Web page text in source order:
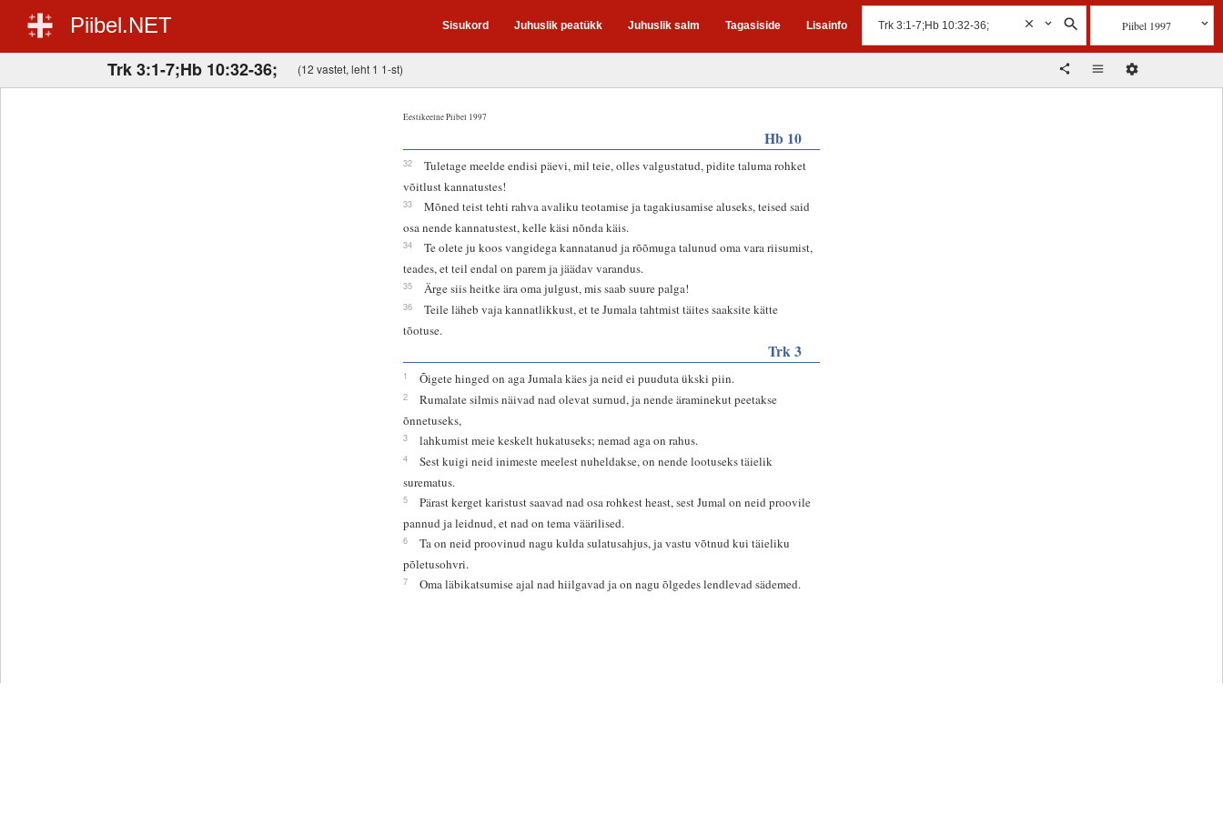
Piibel.NET Sisukord Juhuslik peatükk Juhuslik salm Tagasiside Lisainfo Piibel 1997
Trk 3:1-7;Hb 10:32-36; (12 vastet, leht 1 1-st)
Eestikeelne Piibel 1997
Hb 10
32
Tuletage meelde endisi päevi, mil teie, olles valgustatud, pidite taluma rohket
võitlust kannatustes!
33
Mõned teist tehti rahva avaliku teotamise ja tagakiusamise aluseks, teised said
osa nende kannatustest, kelle käsi nõnda käis.
34
Te olete ju koos vangidega kannatanud ja rõõmuga talunud oma vara riisumist,
teades, et teil endal on parem ja jäädav varandus.
35 Ärge siis heitke ära oma julgust, mis saab suure palga!
36
Teile läheb vaja kannatlikkust, et te Jumala tahtmist täites saaksite kätte
tõotuse.
Trk 3
1 Õigete hinged on aga Jumala käes ja neid ei puuduta ükski piin.
2
Rumalate silmis näivad nad olevat surnud, ja nende äraminekut peetakse
õnnetuseks,
3 lahkumist meie keskelt hukatuseks; nemad aga on rahus.
4
Sest kuigi neid inimeste meelest nuheldakse, on nende lootuseks täielik
surematus.
5
Pärast kerget karistust saavad nad osa rohkest heast, sest Jumal on neid proovile
pannud ja leidnud, et nad on tema väärilised.
6
Ta on neid proovinud nagu kulda sulatusahjus, ja vastu võtnud kui täieliku
põletusohvri.
7 Oma läbikatsumise ajal nad hiilgavad ja on nagu õlgedes lendlevad sädemed.